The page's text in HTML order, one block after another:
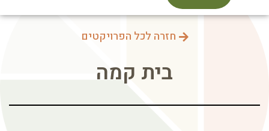
חזרה לכל הפרויקטים
בית קמה